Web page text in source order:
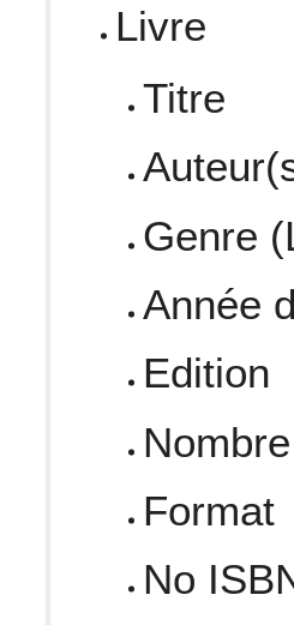
Livre
Titre
Genre
Année
Edition
Format
No